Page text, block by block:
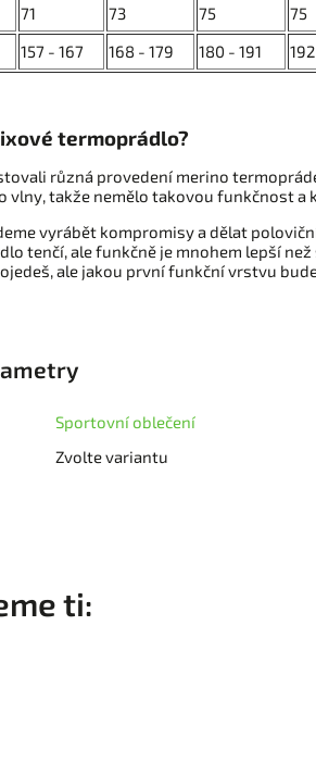
71 73 75
75
157 - 167 168 - 179 180 - 191
termoprádlo?
různá provedení merino
vlny, takže nemělo takovou funkčnost
vyrábět kompromisy a dělat
tenčí, ale funkčně je mnohem lepší
ale jakou první funkční vrstvu
Sportovní oblečení
Zvolte variantu